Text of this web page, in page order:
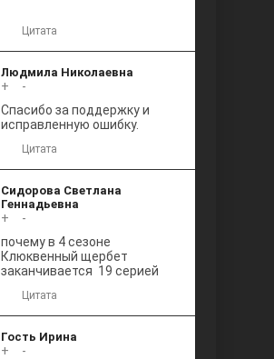
Между
Ветреный
Цитата
Людмила Николаевна
+
-
Спасибо за поддержку и
исправленную ошибку.
Цитата
Сидорова Светлана
Геннадьевна
+
-
почему в 4 сезоне
Клюквенный щербет
заканчивается 19 серией
Цитата
Гость Ирина
+
-